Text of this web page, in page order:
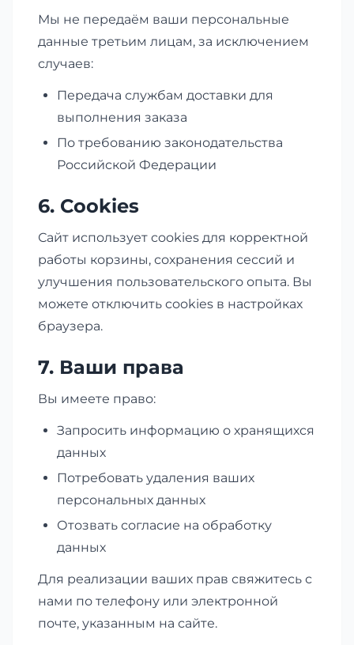
Мы не передаём ваши персональные
данные третьим лицам, за исключением
случаев:
Передача службам доставки для
выполнения заказа
По требованию законодательства
Российской Федерации
6. Cookies
Сайт использует cookies для корректной
работы корзины, сохранения сессий и
улучшения пользовательского опыта. Вы
можете отключить cookies в настройках
браузера.
7. Ваши права
Вы имеете право:
Запросить информацию о хранящихся
данных
Потребовать удаления ваших
персональных данных
Отозвать согласие на обработку
данных
Для реализации ваших прав свяжитесь с
нами по телефону или электронной
почте, указанным на сайте.